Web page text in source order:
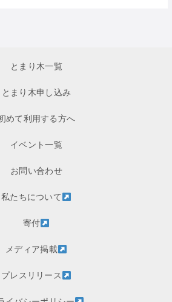
とまり木一覧
とまり木申し込み
めて利用する方へ
イベント一覧
お問い合わせ
私たちについて
寄付
メディア掲載
プレスリリース